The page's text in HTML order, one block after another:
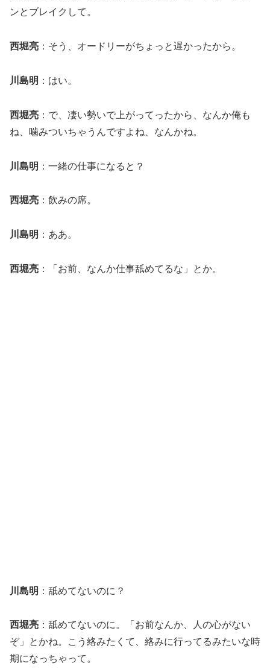
ンとブレイクして。
西堀亮 ：そう、オードリーがちょっと遅かったから。
川島明 ：はい。
西堀亮 ：で、凄い勢いで上がってったから、なんか俺も
ね、噛みついちゃうんですよね、なんかね。
川島明 ：一緒の仕事になると？
西堀亮 ：飲みの席。
川島明 ：ああ。
西堀亮 ：「お前、なんか仕事舐めてるな」とか。
川島明 ：舐めてないのに？
西堀亮 ：舐めてないのに。「お前なんか、人の心がない
ぞ」とかね。こう絡みたくて、絡みに行ってるみたいな時
期になっちゃって。